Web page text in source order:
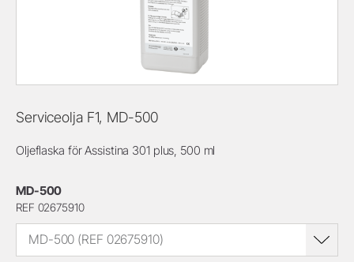
Serviceolja F1, MD-500
Oljeflaska för Assistina 301 plus, 500 ml
MD-500
REF 02675910
MD-500 (REF 02675910)